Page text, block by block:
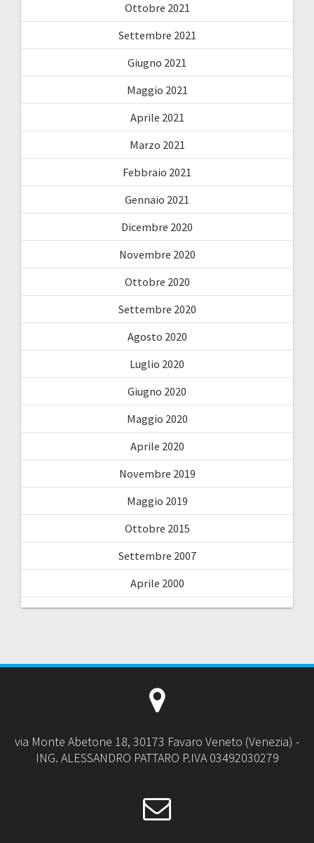
Ottobre 2021
Settembre 2021
Giugno 2021
Maggio 2021
Aprile 2021
Marzo 2021
Febbraio 2021
Gennaio 2021
Dicembre 2020
Novembre 2020
Ottobre 2020
Settembre 2020
Agosto 2020
Luglio 2020
Giugno 2020
Maggio 2020
Aprile 2020
Novembre 2019
Maggio 2019
Ottobre 2015
Settembre 2007
Aprile 2000
via Monte Abetone 18, 30173 Favaro Veneto (Venezia) -
ING. ALESSANDRO PATTARO P.IVA 03492030279